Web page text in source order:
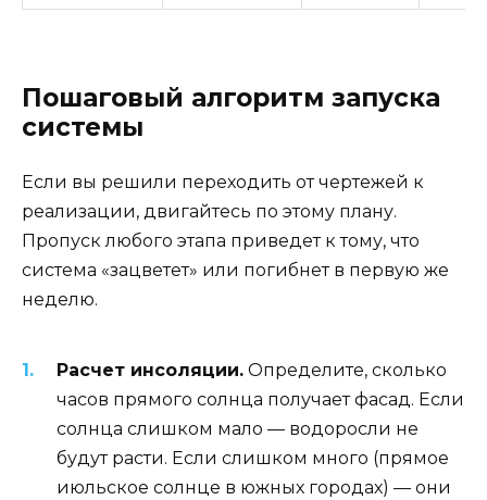
Пошаговый алгоритм запуска
системы
Если вы решили переходить от чертежей к
реализации, двигайтесь по этому плану.
Пропуск любого этапа приведет к тому, что
система «зацветет» или погибнет в первую же
неделю.
Расчет инсоляции. Определите, сколько
часов прямого солнца получает фасад. Если
солнца слишком мало — водоросли не
будут расти. Если слишком много (прямое
июльское солнце в южных городах) — они